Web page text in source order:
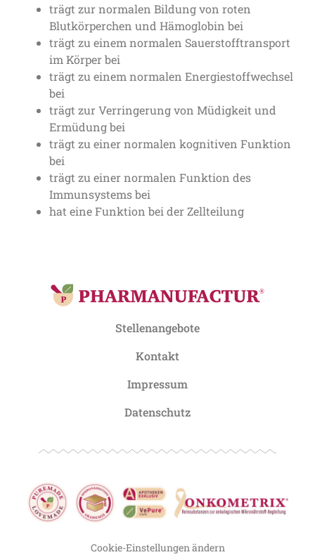
trägt zur normalen Bildung von roten
Blutkörperchen und Hämoglobin bei
trägt zu einem normalen Sauerstofftransport
im Körper bei
trägt zu einem normalen Energiestoffwechsel
bei
trägt zur Verringerung von Müdigkeit und
Ermüdung bei
trägt zu einer normalen kognitiven Funktion
bei
trägt zu einer normalen Funktion des
Immunsystems bei
hat eine Funktion bei der Zellteilung
Stellenangebote
Kontakt
Impressum
Datenschutz
Cookie-Einstellungen ändern